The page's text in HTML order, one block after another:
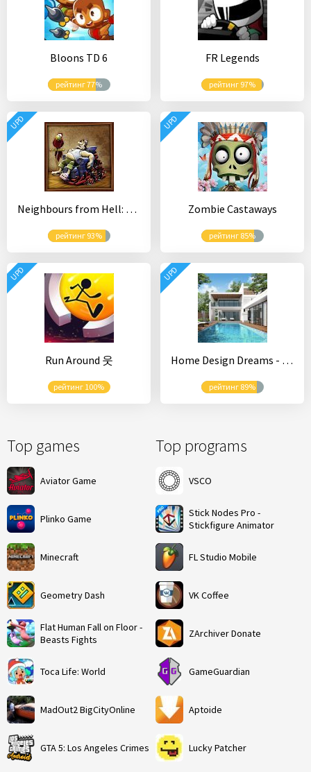
Top games
Aviator Game
Plinko Game
Minecraft
Geometry Dash
Flat Human Fall on Floor -
Beasts Fights
Toca Life: World
MadOut2 BigCityOnline
GTA 5: Los Angeles Crimes
Top programs
VSCO
Stick Nodes Pro -
Stickfigure Animator
FL Studio Mobile
VK Coffee
ZArchiver Donate
GameGuardian
Aptoide
Lucky Patcher
Bloons TD 6
рейтинг 77%
FR Legends
рейтинг 97%
Neighbours from Hell: Season 1
рейтинг 93%
UPD
Zombie Castaways
рейтинг 85%
UPD
Run Around 웃
рейтинг 100%
UPD
Home Design Dreams - Design My Dream House Games
рейтинг 89%
UPD